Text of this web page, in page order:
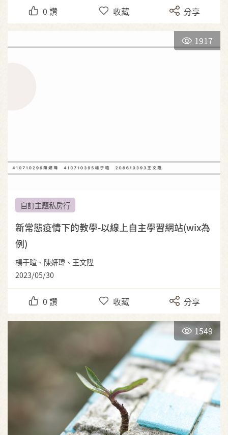
0 讚 收藏 分享
1917
自訂主題私房行
新常態疫情下的教學-以線上自主學習網站(wix為
例)
楊于暄、陳妍瑋、王文陞
2023/05/30
0 讚 收藏 分享
1549